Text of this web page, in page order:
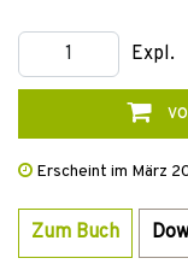
Expl.
Erscheint im März
Zum Buch